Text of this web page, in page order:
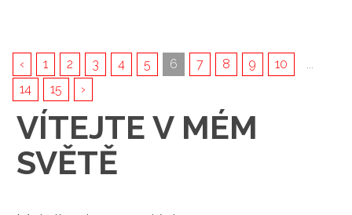
‹ 1 2 3 4 5 6 7 8 9 10
14
15 ›
VÍTEJTE V MÉM
SVĚTĚ